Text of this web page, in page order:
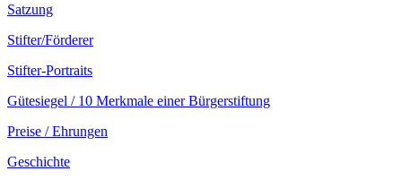
Satzung
Stifter/Förderer
Stifter-Portraits
Gütesiegel / 10 Merkmale einer Bürgerstiftung
Preise / Ehrungen
Geschichte